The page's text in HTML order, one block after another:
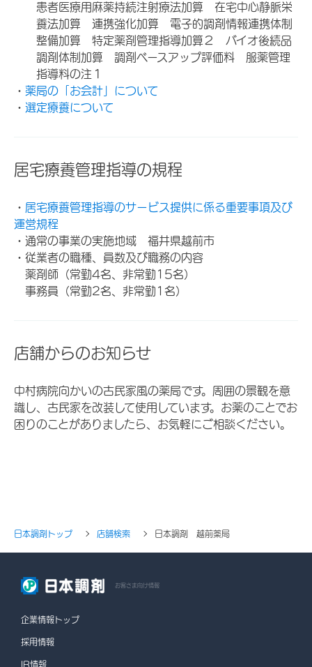
患者医療用麻薬持続注射療法加算 在宅中心静脈栄
養法加算 連携強化加算 電子的調剤情報連携体制
整備加算 特定薬剤管理指導加算２ バイオ後続品
調剤体制加算 調剤ベースアップ評価料 服薬管理
指導料の注１
・ 薬局の「お会計」について
・ 選定療養について
居宅療養管理指導の規程
・ 居宅療養管理指導のサービス提供に係る重要事項及び
運営規程
・通常の事業の実施地域 福井県越前市
・従業者の職種、員数及び職務の内容
薬剤師（常勤4名、非常勤15名）
事務員（常勤2名、非常勤1名）
店舗からのお知らせ
中村病院向かいの古民家風の薬局です。周囲の景観を意
識し、古民家を改装して使用しています。お薬のことでお
困りのことがありましたら、お気軽にご相談ください。
日本調剤トップ 店舗検索 日本調剤 越前薬局
お客さま向け情報
企業情報トップ
採用情報
IR情報